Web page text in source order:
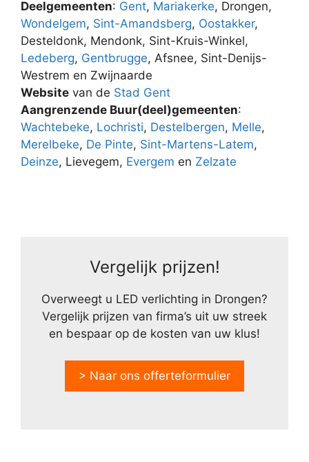
Deelgemeenten: Gent, Mariakerke, Drongen,
Wondelgem, Sint-Amandsberg, Oostakker,
Desteldonk, Mendonk, Sint-Kruis-Winkel,
Ledeberg, Gentbrugge, Afsnee, Sint-Denijs-
Westrem en Zwijnaarde
Website van de Stad Gent
Aangrenzende Buur(deel)gemeenten:
Wachtebeke, Lochristi, Destelbergen, Melle,
Merelbeke, De Pinte, Sint-Martens-Latem,
Deinze, Lievegem, Evergem en Zelzate
Vergelijk prijzen!
Overweegt u LED verlichting in Drongen?
Vergelijk prijzen van firma’s uit uw streek
en bespaar op de kosten van uw klus!
> Naar ons offerteformulier